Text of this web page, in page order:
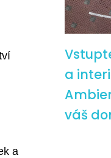
a
a
váš